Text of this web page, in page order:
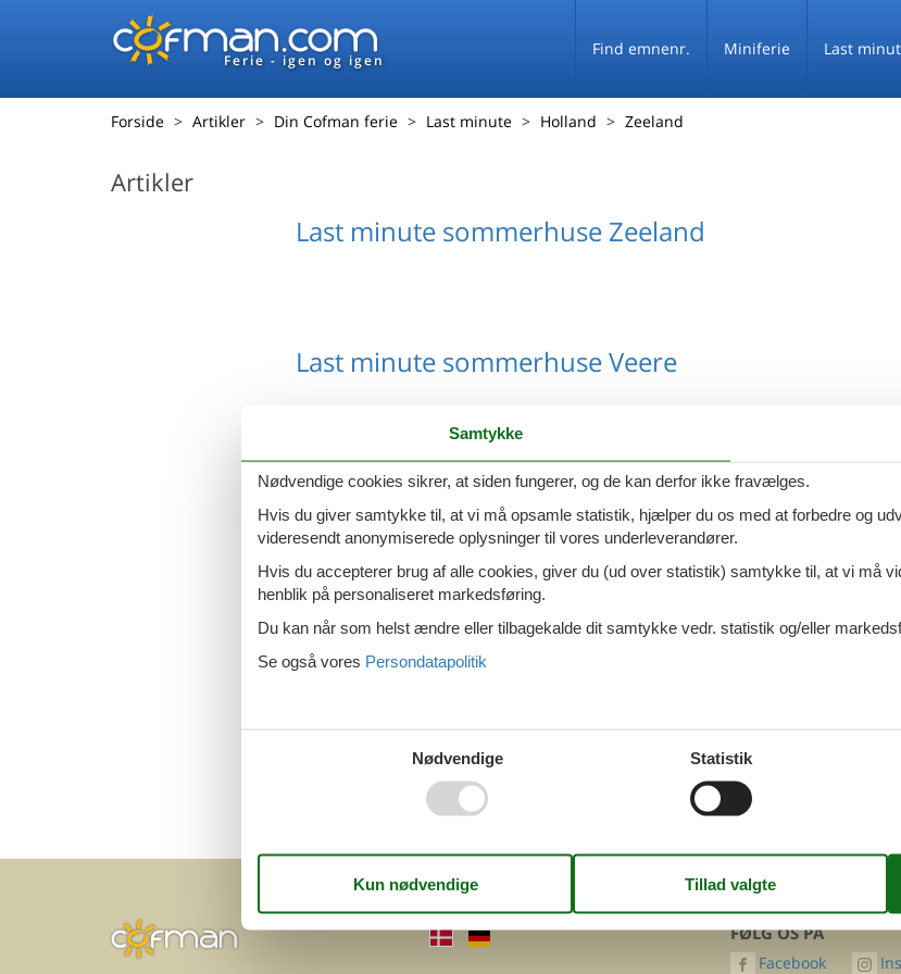
Ferie - igen og igen
Find emnenr. Miniferie Last
Forside Artikler Din Cofman ferie Last minute Holland Zeeland
Artikler
Last minute sommerhuse Zeeland
Last minute sommerhuse Veere
Last minute sommerhuse Schouwen Duiveland
Last minute sommerhuse Renesse
Last minute sommerhuse Sluis
FØLG OS PÅ
Facebook
Samtykke
Nødvendige cookies sikrer, at siden fungerer, og de kan derfor ikke fravælges.
Hvis du giver samtykke til, at vi må opsamle statistik, hjælper du os med at forbedre og
videresendt anonymiserede oplysninger til vores underleverandører.
Hvis du accepterer brug af alle cookies, giver du (ud over statistik) samtykke til, at vi må
henblik på personaliseret markedsføring.
Du kan når som helst ændre eller tilbagekalde dit samtykke vedr. statistik og/eller
Se også vores Persondatapolitik
Nødvendige Statistik